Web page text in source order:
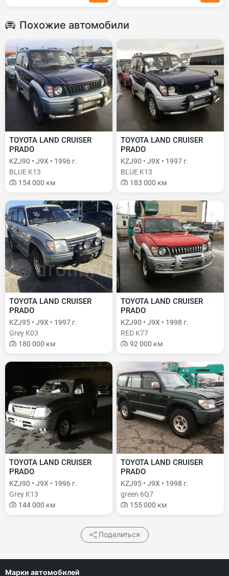
Похожие автомобили
TOYOTA LAND CRUISER
PRADO
KZJ90 • J9X • 1996 г.
BLUE K13
154 000 км
TOYOTA LAND CRUISER
PRADO
KZJ90 • J9X • 1997 г.
BLUE K13
183 000 км
TOYOTA LAND CRUISER
PRADO
KZJ95 • J9X • 1997 г.
Grey K03
180 000 км
TOYOTA LAND CRUISER
PRADO
KZJ90 • J9X • 1998 г.
RED K77
92 000 км
TOYOTA LAND CRUISER
PRADO
KZJ90 • J9X • 1996 г.
Grey K13
144 000 км
TOYOTA LAND CRUISER
PRADO
KZJ95 • J9X • 1998 г.
green 6Q7
155 000 км
Поделиться
Марки автомобилей